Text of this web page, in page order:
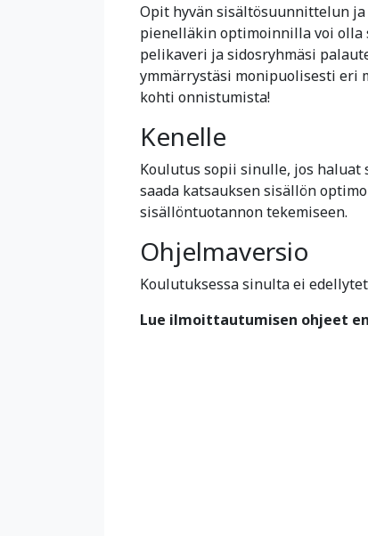
Opit hyvän sisältösuunnittelun
pienelläkin optimoinnilla voi olla
pelikaveri ja sidosryhmäsi
ymmärrystäsi monipuolisesti eri
kohti onnistumista!
Kenelle
Koulutus sopii sinulle, jos
saada katsauksen sisällön
sisällöntuotannon tekemiseen.
Ohjelmaversio
Koulutuksessa sinulta ei
Lue ilmoittautumisen ohjeet